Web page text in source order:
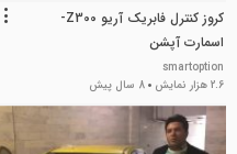
کروز کنترل فابریک آریو Z300-
اسمارت آپشن
smartoption
2.6 هزار نمایش
8 سال پیش